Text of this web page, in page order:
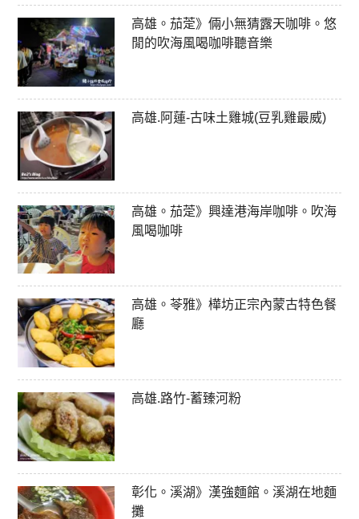
高雄。茄萣》倆小無猜露天咖啡。悠
閒的吹海風喝咖啡聽音樂
高雄.阿蓮-古味土雞城(豆乳雞最威)
高雄。茄萣》興達港海岸咖啡。吹海
風喝咖啡
高雄。苓雅》樺坊正宗內蒙古特色餐
廳
高雄.路竹-蓄臻河粉
彰化。溪湖》漢強麵館。溪湖在地麵
攤